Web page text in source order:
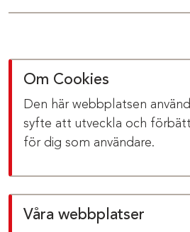
Om Cookies
Den här webbplatsen
syfte att utveckla och
för dig som användare.
Våra webbplatser